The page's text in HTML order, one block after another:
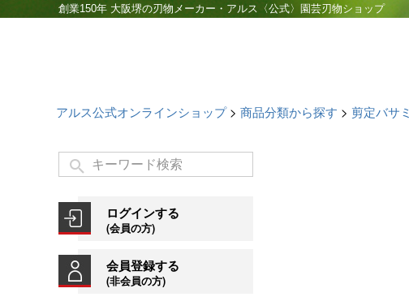
創業150年 大阪堺の刃物メーカー・アルス〈公式〉園芸刃物ショップ
アルス公式オンラインショップ 商品分類から探す 剪定バサミ
ログインする
(会員の方)
会員登録する
(非会員の方)